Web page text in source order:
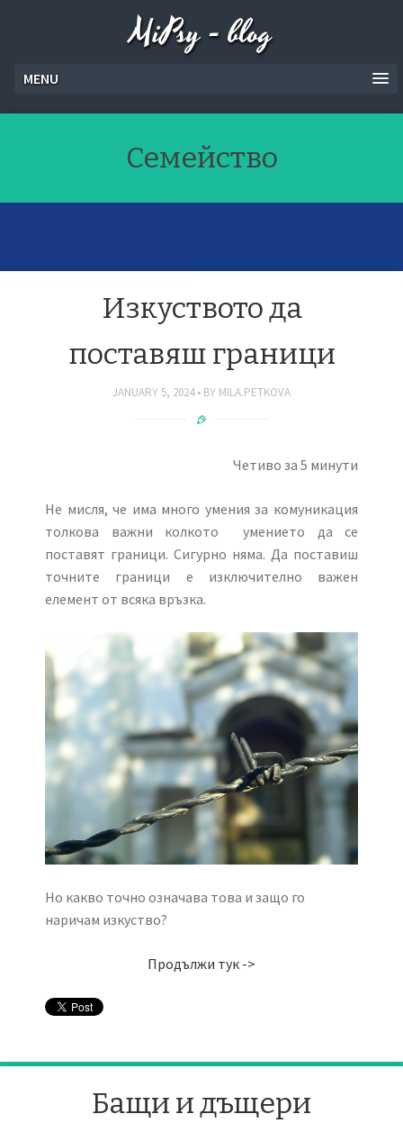
MiPsy - blog
MENU
Семейство
Изкуството да
поставяш граници
JANUARY 5, 2024 BY MILA.PETKOVA
Четиво за 5 минути
Не мисля, че има много умения за комуникация
толкова важни колкото умението да се
поставят граници. Сигурно няма. Да поставиш
точните граници е изключително важен
елемент от всяка връзка.
Но какво точно означава това и защо го
наричам изкуство?
Продължи тук ->
Бащи и дъщери